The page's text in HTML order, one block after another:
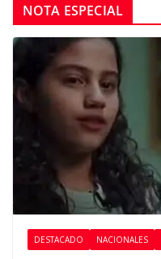
NOTA ESPECIAL
DESTACADO NACIONALES